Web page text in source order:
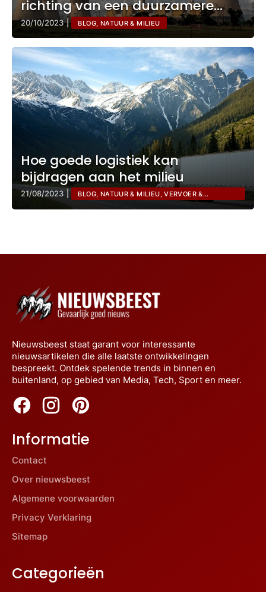
richting van een duurzamere
toekomst
20/10/2023 | BLOG, NATUUR & MILIEU
Hoe goede logistiek kan
bijdragen aan het milieu
21/08/2023
BLOG, NATUUR & MILIEU, VERVOER &
TRANSPORT
Nieuwsbeest staat garant voor interessante
nieuwsartikelen die alle laatste ontwikkelingen
bespreekt. Ontdek spelende trends in binnen en
buitenland, op gebied van Media, Tech, Sport en meer.
Informatie
Contact
Over nieuwsbeest
Algemene voorwaarden
Privacy Verklaring
Sitemap
Categorieën